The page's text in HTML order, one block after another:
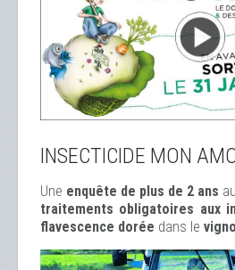
INSECTICIDE MON
Une enquête de plus de 2 ans
traitements obligatoires aux
flavescence dorée dans le